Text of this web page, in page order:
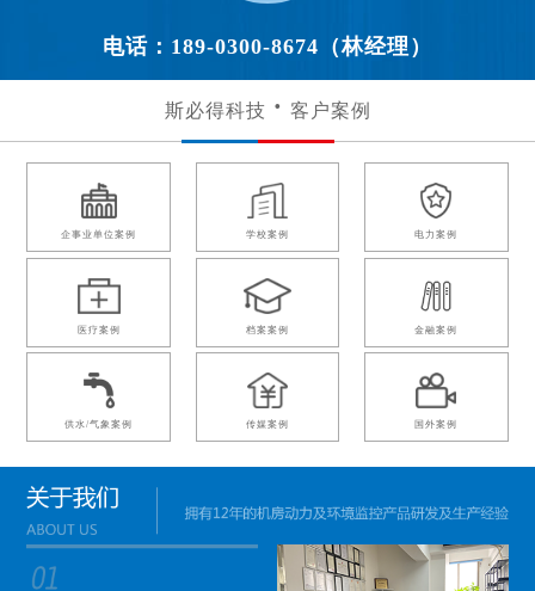
电话：189-0300-8674（林经理）
斯必得科技 客户案例
企事业单位案例 学校案例 电力案例
医疗案例 档案案例 金融案例
供水/气象案例 传媒案例 国外案例